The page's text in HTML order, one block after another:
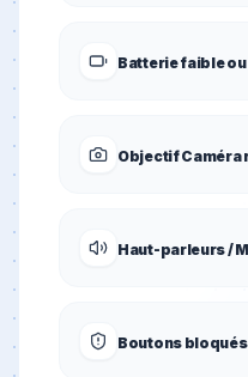
Batterie faible
Objectif Caméra
Haut-parleurs /
Boutons